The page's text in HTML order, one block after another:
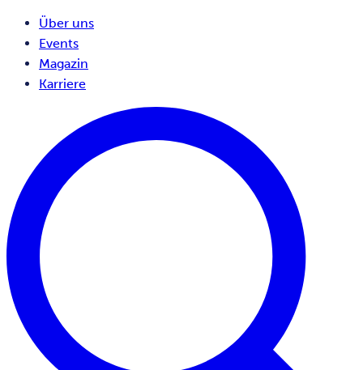
Über uns
Events
Magazin
Karriere